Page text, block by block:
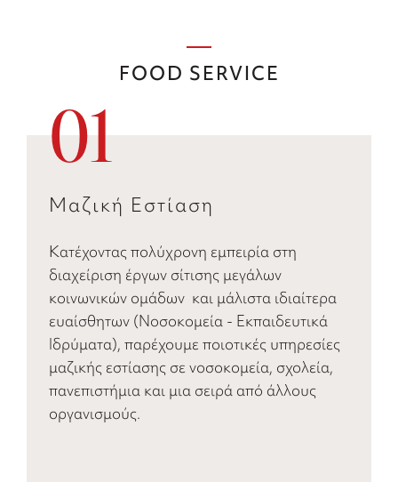
FOOD SERVICE
01
Μαζική Εστίαση
Κατέχοντας πολύχρονη εμπειρία στη
διαχείριση έργων σίτισης μεγάλων
κοινωνικών ομάδων και μάλιστα ιδιαίτερα
ευαίσθητων (Νοσοκομεία - Εκπαιδευτικά
Ιδρύματα), παρέχουμε ποιοτικές υπηρεσίες
μαζικής εστίασης σε νοσοκομεία, σχολεία,
πανεπιστήμια και μια σειρά από άλλους
οργανισμούς.